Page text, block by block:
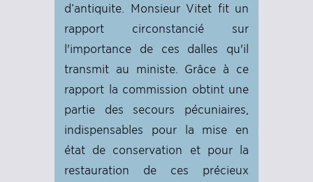
d’antiquite. Monsieur Vitet fit un
rapport circonstancié sur
l'importance de ces dalles qu'il
transmit au ministe. Grâce à ce
rapport la commission obtint une
partie des secours pécuniaires,
indispensables pour la mise en
état de conservation et pour la
restauration de ces précieux